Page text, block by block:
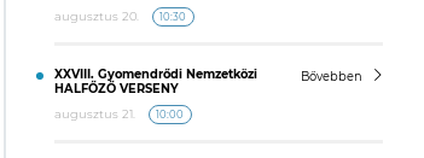
augusztus 20. 10:30
XXVIII. Gyomendrődi Nemzetközi
HALFŐZŐ VERSENY
Bővebben
augusztus 21. 10:00